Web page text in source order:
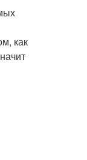
как